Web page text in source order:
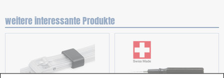
weitere interessante Produkte